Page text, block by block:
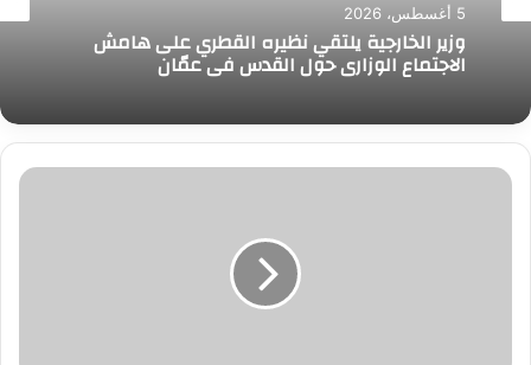
أخبار مصر
5 أغسطس، 2026
وزير الخارجية يلتقي نظيره القطري على هامش
5 أغسطس، 2026
وزير العدل يجري زيارة مفاجئة لمحكمة شمال
القاهرة الابتدائية للوقوف على انتظام العمل
التعاون